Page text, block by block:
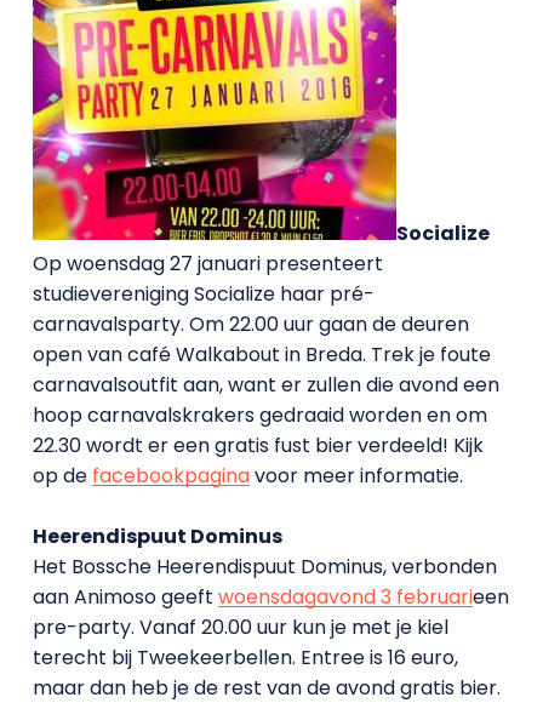
Socialize
Op woensdag 27 januari presenteert
studievereniging Socialize haar pré-
carnavalsparty. Om 22.00 uur gaan de deuren
open van café Walkabout in Breda. Trek je foute
carnavalsoutfit aan, want er zullen die avond een
hoop carnavalskrakers gedraaid worden en om
22.30 wordt er een gratis fust bier verdeeld! Kijk
op de facebookpaginavoor meer informatie.
Heerendispuut Dominus
Het Bossche Heerendispuut Dominus, verbonden
aan Animoso geeft woensdagavond 3 februarieen
pre-party. Vanaf 20.00 uur kun je met je kiel
terecht bij Tweekeerbellen. Entree is 16 euro,
maar dan heb je de rest van de avond gratis bier.